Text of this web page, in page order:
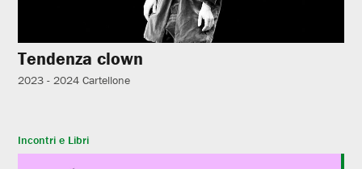
Tendenza clown
2023 - 2024 Cartellone
Incontri e Libri